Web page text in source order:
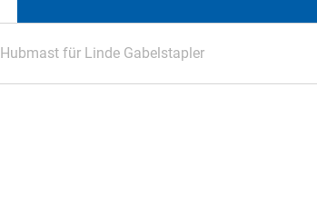
Hubmast für Linde Gabelstapler